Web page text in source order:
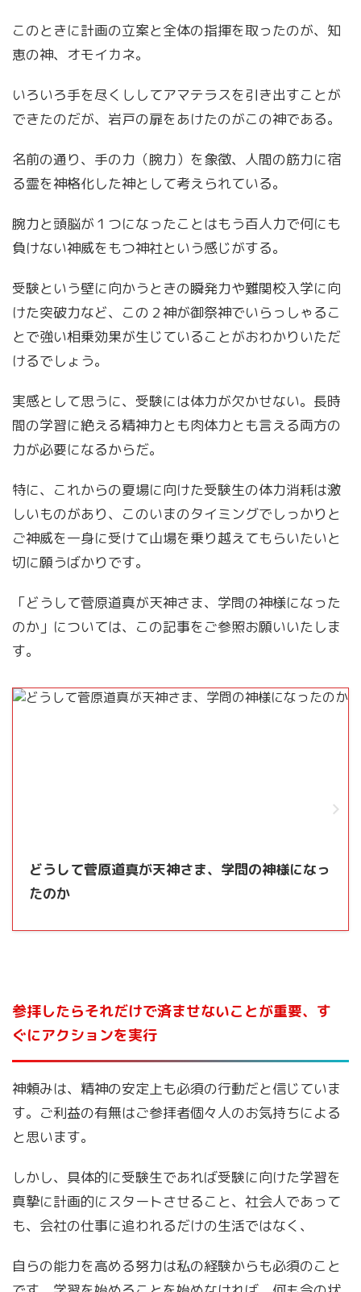
このときに計画の立案と全体の指揮を取ったのが、知
恵の神、オモイカネ。
いろいろ手を尽くししてアマテラスを引き出すことが
できたのだが、岩戸の扉をあけたのがこの神である。
名前の通り、手の力（腕力）を象徴、人間の筋力に宿
る霊を神格化した神として考えられている。
腕力と頭脳が１つになったことはもう百人力で何にも
負けない神威をもつ神社という感じがする。
受験という壁に向かうときの瞬発力や難関校入学に向
けた突破力など、この２神が御祭神でいらっしゃるこ
とで強い相乗効果が生じていることがおわかりいただ
けるでしょう。
実感として思うに、受験には体力が欠かせない。長時
間の学習に絶える精神力とも肉体力とも言える両方の
力が必要になるからだ。
特に、これからの夏場に向けた受験生の体力消耗は激
しいものがあり、このいまのタイミングでしっかりと
ご神威を一身に受けて山場を乗り越えてもらいたいと
切に願うばかりです。
「どうして菅原道真が天神さま、学問の神様になった
のか」については、この記事をご参照お願いいたしま
す。
どうして菅原道真が天神さま、学問の神様になっ
たのか
参拝したらそれだけで済ませないことが重要、す
ぐにアクションを実行
神頼みは、精神の安定上も必須の行動だと信じていま
す。ご利益の有無はご参拝者個々人のお気持ちによる
と思います。
しかし、具体的に受験生であれば受験に向けた学習を
真摯に計画的にスタートさせること、社会人であって
も、会社の仕事に追われるだけの生活ではなく、
自らの能力を高める努力は私の経験からも必須のこと